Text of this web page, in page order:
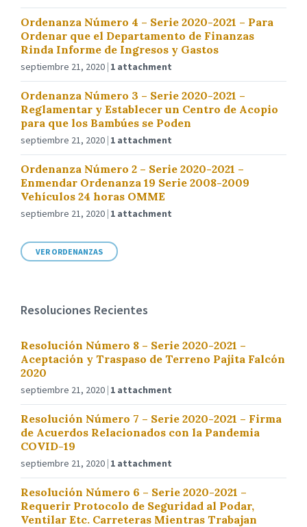
Ordenanza Número 4 – Serie 2020-2021 – Para
Ordenar que el Departamento de Finanzas
Rinda Informe de Ingresos y Gastos
septiembre 21, 2020 1 attachment
Ordenanza Número 3 – Serie 2020-2021 –
Reglamentar y Establecer un Centro de Acopio
para que los Bambúes se Poden
septiembre 21, 2020 1 attachment
Ordenanza Número 2 – Serie 2020-2021 –
Enmendar Ordenanza 19 Serie 2008-2009
Vehículos 24 horas OMME
septiembre 21, 2020 1 attachment
VER ORDENANZAS
Resoluciones Recientes
Resolución Número 8 – Serie 2020-2021 –
Aceptación y Traspaso de Terreno Pajita Falcón
2020
septiembre 21, 2020 1 attachment
Resolución Número 7 – Serie 2020-2021 – Firma
de Acuerdos Relacionados con la Pandemia
COVID-19
septiembre 21, 2020 1 attachment
Resolución Número 6 – Serie 2020-2021 –
Requerir Protocolo de Seguridad al Podar,
Ventilar Etc. Carreteras Mientras Trabajan